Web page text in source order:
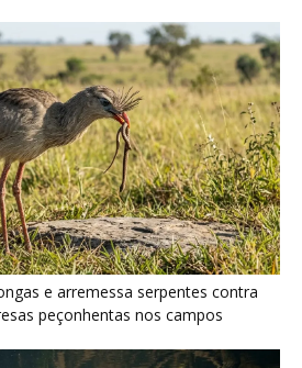
e arremessa serpentes contra
peçonhentas nos campos